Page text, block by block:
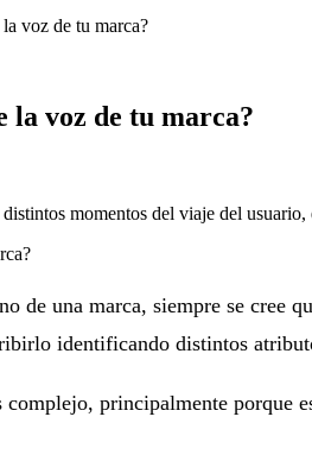
voz de tu marca?
la voz de tu marca?
momentos del viaje del
de una marca, siempre se cree
identificando distintos
complejo, principalmente